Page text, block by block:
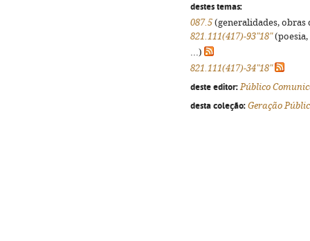
destes temas:
087.5 (generalidades,
821.111(417)-93"18"(poesia,
...)
821.111(417)-34"18"
deste editor: Público
desta coleção: Geração